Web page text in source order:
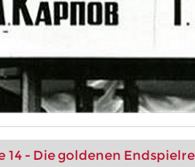
14 - Die goldenen